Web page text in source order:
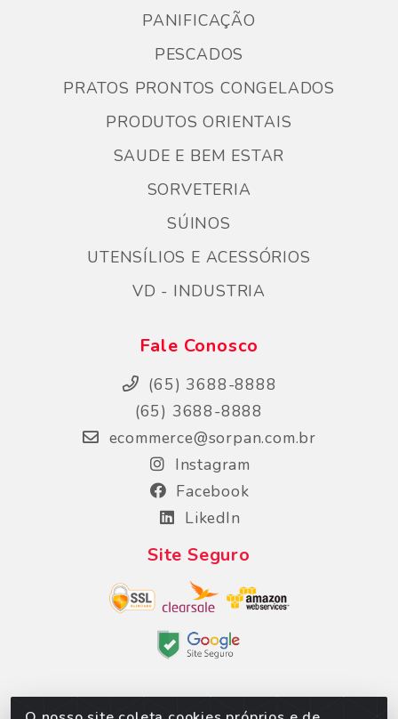
PANIFICAÇÃO
PESCADOS
PRATOS PRONTOS CONGELADOS
PRODUTOS ORIENTAIS
SAUDE E BEM ESTAR
SORVETERIA
SÚINOS
UTENSÍLIOS E ACESSÓRIOS
VD - INDUSTRIA
Fale Conosco
(65) 3688-8888
(65) 3688-8888
ecommerce@sorpan.com.br
Instagram
Facebook
LikedIn
Site Seguro